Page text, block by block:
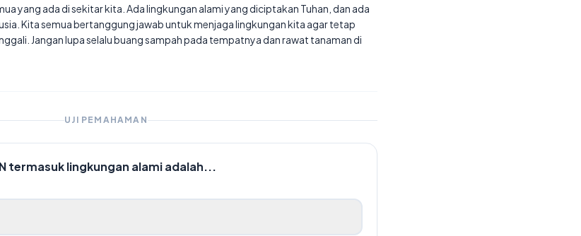
yang ada di sekitar kita. Ada lingkungan alami yang diciptakan Tuhan, dan ada
Kita semua bertanggung jawab untuk menjaga lingkungan kita agar tetap
Jangan lupa selalu buang sampah pada tempatnya dan rawat tanaman di
UJI PEMAHAMAN
termasuk lingkungan alami adalah...